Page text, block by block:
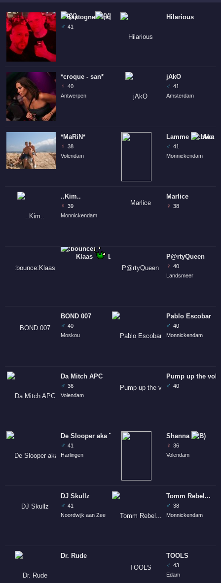
Bastogne
Industrial-strength!
♂ 41
*croque - san*
♀ 40
Antwerpen
*MaRiN*
♀ 38
Volendam
..Kim..
♀ 39
Monnickendam
Klaas LeipeShitOuwe!!
BOND 007
♂ 40
Moskou
Da Mitch APC
♂ 36
Volendam
De Slooper aka The Condemned
♂ 41
Harlingen
DJ Skullz
♂ 41
Noordwijk aan Zee
Dr. Rude
Hilarious
jAkO
♂ 41
Amsterdam
Lamme
Aka
♂ 41
Monnickendam
Marlice
♀ 38
P@rtyQueen
♀ 40
Landsmeer
Pablo Escobar
♂ 40
Monnickendam
Pump up the
♂ 40
Shanna
♀ 36
Volendam
Tomm Rebel...
♂ 38
Monnickendam
TOOLS
♂ 43
Edam